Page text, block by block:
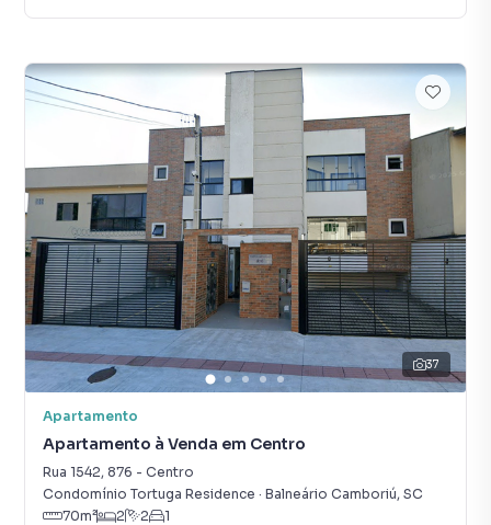
37
Apartamento
Apartamento à Venda em Centro
Rua 1542, 876 - Centro
Condomínio Tortuga Residence · Balneário Camboriú, SC
70m² 2 2 1